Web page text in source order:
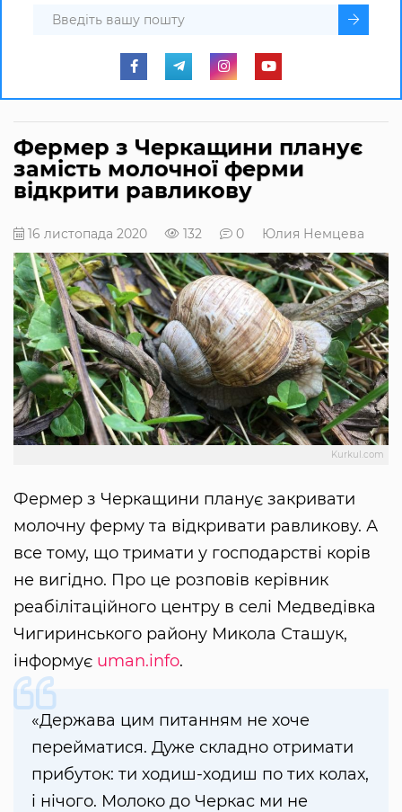
Фермер з Черкащини планує
замість молочної ферми
відкрити равликову
16 листопада 2020 132 0 Юлия Немцева
Kurkul.com
Фермер з Черкащини планує закривати
молочну ферму та відкривати равликову. А
все тому, що тримати у господарстві корів
не вигідно. Про це розповів керівник
реабілітаційного центру в селі Медведівка
Чигиринського району Микола Сташук,
інформує uman.info.
«Держава цим питанням не хоче
перейматися. Дуже складно отримати
прибуток: ти ходиш-ходиш по тих колах,
і нічого. Молоко до Черкас ми не